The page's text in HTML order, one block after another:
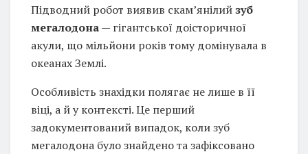
Підводний робот виявив скам’янілийзуб
мегалодона— гігантської доісторичної
акули, що мільйони років тому домінувала в
океанах Землі.
Особливість знахідки полягає не лише в її
віці, а й у контексті. Це перший
задокументований випадок, коли зуб
мегалодона було знайдено та зафіксовано